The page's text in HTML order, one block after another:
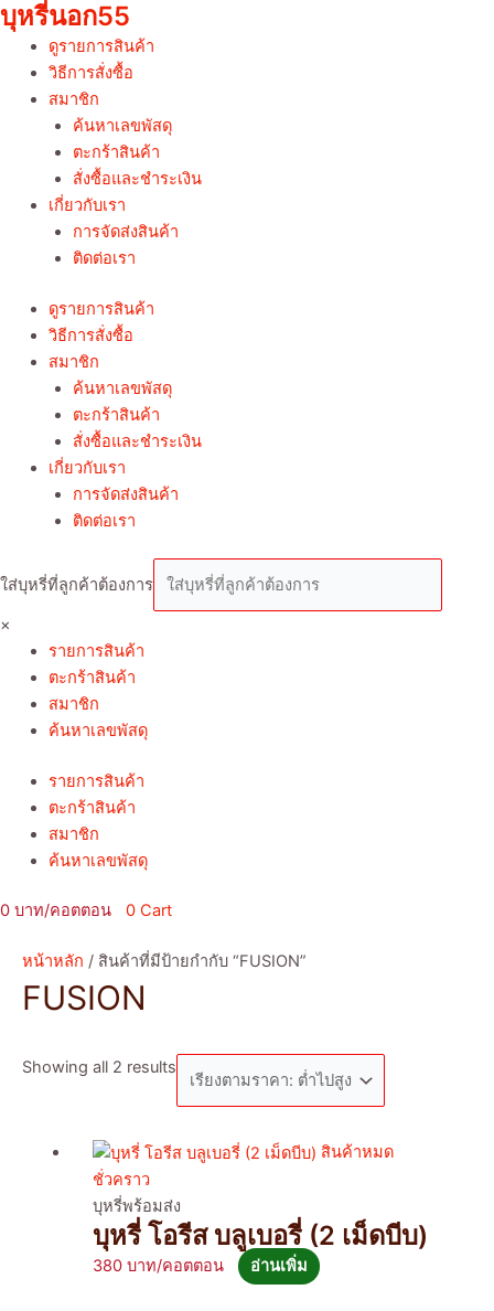
Skip
to
content
บุหรี่นอก55
ดูรายการสินค้า
วิธีการสั่งซื้อ
สมาชิก
ค้นหาเลขพัสดุ
ตะกร้าสินค้า
สั่งซื้อและชำระเงิน
เกี่ยวกับเรา
การจัดส่งสินค้า
ติดต่อเรา
ดูรายการสินค้า
วิธีการสั่งซื้อ
สมาชิก
ค้นหาเลขพัสดุ
ตะกร้าสินค้า
สั่งซื้อและชำระเงิน
เกี่ยวกับเรา
การจัดส่งสินค้า
ติดต่อเรา
ใส่บุหรี่ที่ลูกค้าต้องการ
×
รายการสินค้า
ตะกร้าสินค้า
สมาชิก
ค้นหาเลขพัสดุ
รายการสินค้า
ตะกร้าสินค้า
สมาชิก
ค้นหาเลขพัสดุ
0 0 Cart
หน้าหลัก / สินค้าที่มีป้ายกำกับ “FUSION”
FUSION
Showing all 2 results
สินค้าหมด
ชั่วคราว
บุหรี่พร้อมส่ง
บุหรี่ โอรีส บลูเบอรี่ (2 เม็ดบีบ)
380 อ่านเพิ่ม